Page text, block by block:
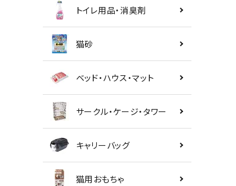
トイレ用品・消臭剤
猫砂
ベッド・ハウス・マット
サークル・ケージ・タワー
キャリーバッグ
猫用おもちゃ